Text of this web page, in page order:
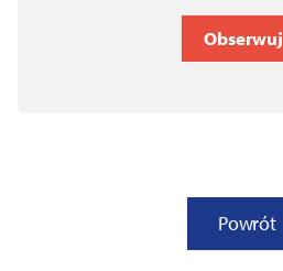
Obserwuj
Powrót